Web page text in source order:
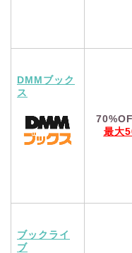
DMMブック
ス
最大
ブックライ
ブ